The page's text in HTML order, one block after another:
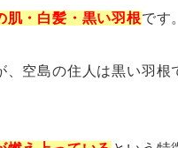
肌・白髪・黒い羽根です。
空島の住人は黒い羽根